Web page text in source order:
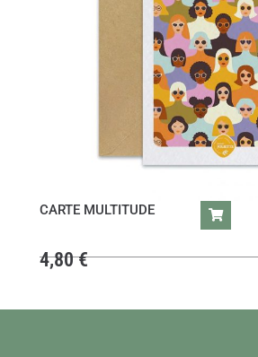
CARTE MULTITUDE
4,80€